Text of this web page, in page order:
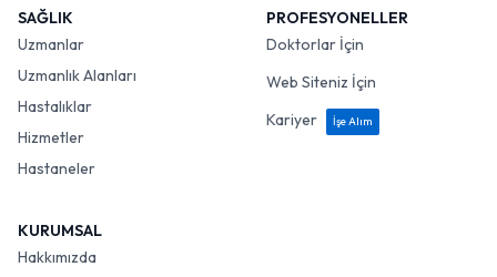
SAĞLIK
Uzmanlar
Uzmanlık Alanları
Hastalıklar
Hizmetler
Hastaneler
PROFESYONELLER
Doktorlar İçin
Web Siteniz İçin
Kariyer
İşe Alım
KURUMSAL
Hakkımızda